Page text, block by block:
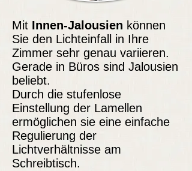
Mit Innen-Jalousien können
Sie den Lichteinfall in Ihre
Zimmer sehr genau variieren.
Gerade in Büros sind Jalousien
beliebt.
Durch die stufenlose
Einstellung der Lamellen
ermöglichen sie eine einfache
Regulierung der
Lichtverhältnisse am
Schreibtisch.